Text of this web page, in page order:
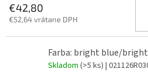
€42,80
€52,64 vrátane DPH
Farba: bright blue/
Skladom (>5 ks) |